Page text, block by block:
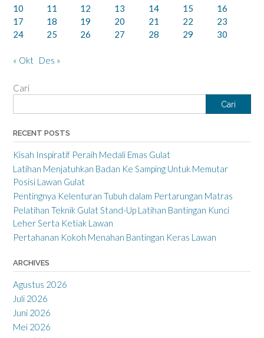
10
11 12 13 14 15
16
17
18 19 20 21 22
23
24
25 26 27 28 29 30
« Okt Des »
Cari
Cari
RECENT POSTS
Kisah Inspiratif Peraih Medali Emas Gulat
Latihan Menjatuhkan Badan Ke Samping Untuk Memutar
Posisi Lawan Gulat
Pentingnya Kelenturan Tubuh dalam Pertarungan Matras
Pelatihan Teknik Gulat Stand-Up Latihan Bantingan Kunci
Leher Serta Ketiak Lawan
Pertahanan Kokoh Menahan Bantingan Keras Lawan
ARCHIVES
Agustus 2026
Juli 2026
Juni 2026
Mei 2026